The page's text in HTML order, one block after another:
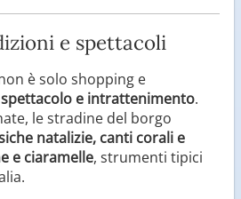
e spettacoli
è solo shopping e
spettacolo e intrattenimento.
le stradine del borgo
natalizie, canti corali e
e ciaramelle, strumenti tipici